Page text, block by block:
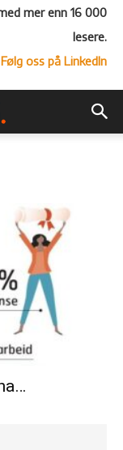
mer enn 16 000
lesere.
oss på LinkedIn